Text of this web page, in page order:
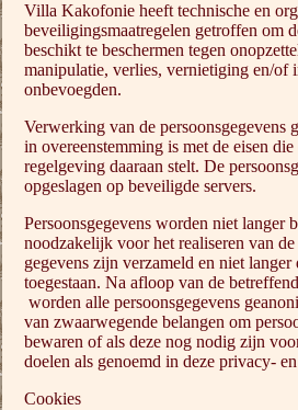
Villa Kakofonie heeft technische en
beveiligingsmaatregelen getroffen om
beschikt te beschermen tegen
manipulatie, verlies, vernietiging en/of
onbevoegden.
Verwerking van de persoonsgegevens
in overeenstemming is met de eisen
regelgeving daaraan stelt. De
opgeslagen op beveiligde servers.
Persoonsgegevens worden niet langer
noodzakelijk voor het realiseren van
gegevens zijn verzameld en niet
toegestaan. Na afloop van de
worden alle persoonsgegevens
van zwaarwegende belangen om
bewaren of als deze nog nodig zijn
doelen als genoemd in deze privacy-
Cookies